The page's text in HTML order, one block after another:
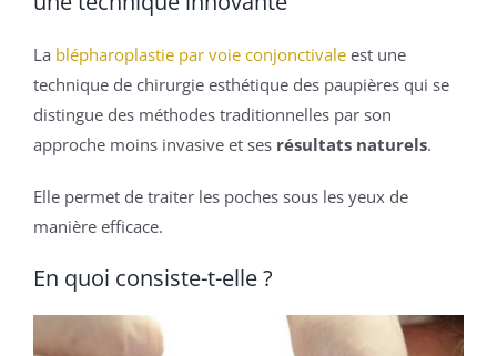
La blépharoplastie par voie conjonctivale est une
technique de chirurgie esthétique des paupières qui se
distingue des méthodes traditionnelles par son
approche moins invasive et ses résultats naturels.
Elle permet de traiter les poches sous les yeux de
manière efficace.
En quoi consiste-t-elle ?